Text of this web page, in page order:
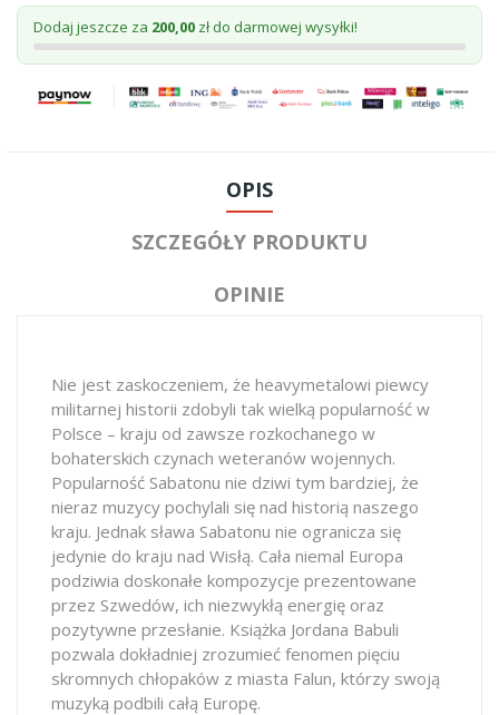
Dodaj jeszcze za 200,00 zł do darmowej wysyłki!
OPIS
SZCZEGÓŁY PRODUKTU
OPINIE
Nie jest zaskoczeniem, że heavymetalowi piewcy
militarnej historii zdobyli tak wielką popularność w
Polsce – kraju od zawsze rozkochanego w
bohaterskich czynach weteranów wojennych.
Popularność Sabatonu nie dziwi tym bardziej, że
nieraz muzycy pochylali się nad historią naszego
kraju. Jednak sława Sabatonu nie ogranicza się
jedynie do kraju nad Wisłą. Cała niemal Europa
podziwia doskonałe kompozycje prezentowane
przez Szwedów, ich niezwykłą energię oraz
pozytywne przesłanie. Książka Jordana Babuli
pozwala dokładniej zrozumieć fenomen pięciu
skromnych chłopaków z miasta Falun, którzy swoją
muzyką podbili całą Europę.